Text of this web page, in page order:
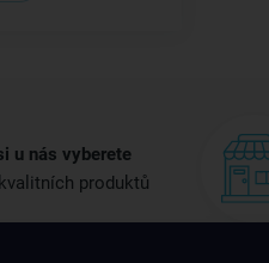
u nás vyberete
produktů